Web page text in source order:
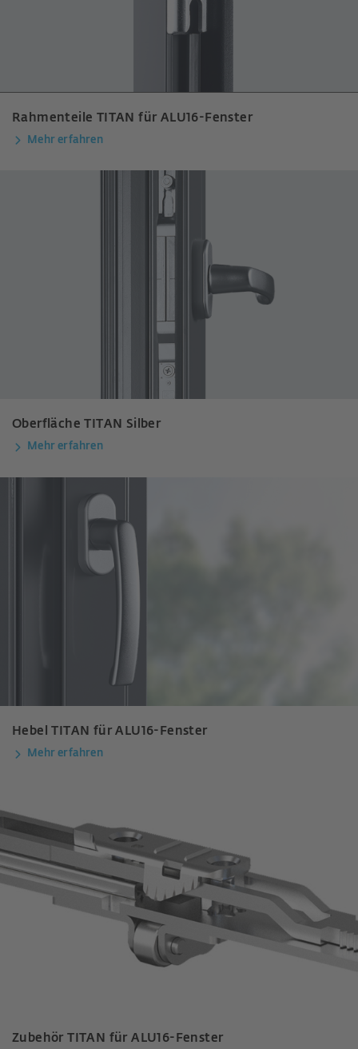
Rahmenteile TITAN für ALU16-Fenster
Mehr erfahren
Oberfläche TITAN Silber
Mehr erfahren
Hebel TITAN für ALU16-Fenster
Mehr erfahren
Zubehör TITAN für ALU16-Fenster